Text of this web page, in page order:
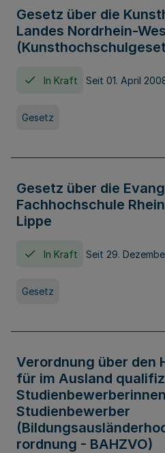
Gesetz über die
Landes Nordrhein-
In Kraft Seit 01. April
Gesetz
Gesetz über die
Fachhochschule
Lippe
In Kraft Seit 29.
Gesetz
Verordnung über den
für im Ausland
Studienbewerber
rordnung - BAHZVO)